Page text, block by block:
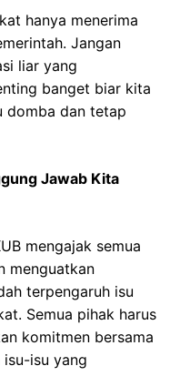
hanya menerima
Jangan
liar yang
banget biar kita
domba dan tetap
Jawab Kita
mengajak semua
menguatkan
terpengaruh isu
Semua pihak harus
komitmen bersama
isu yang